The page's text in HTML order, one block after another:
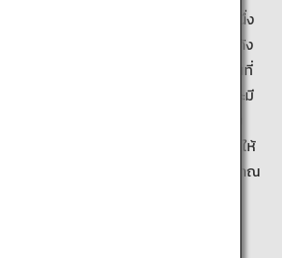
ถึง 1,140 เมตร การใช้เวลาเดินจากฝั่งหนึ่ง
าประมาณ 20 นาที คลองแห่งนี้มีรูปทรงโค้ง
นเส้นตรง เนื่องจากเกิดขึ้นโดยการถมพื้นที่
ฤดูใบไม้ผลิ ลมเย็นพัดผ่านในฤดูร้อน และมี
ดูใบไม้ร่วง ตามด้วยทิวทัศน์ที่เต็มไปด้วย
หนาว ในขณะสำรวจพื้นที่รอบข้าง อย่าลืมให้
หารที่ดัดแปลงมาจากอาคารและโกดังโบราณ